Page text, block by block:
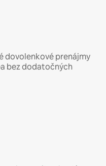
dovolenkové prenájmy
bez dodatočných